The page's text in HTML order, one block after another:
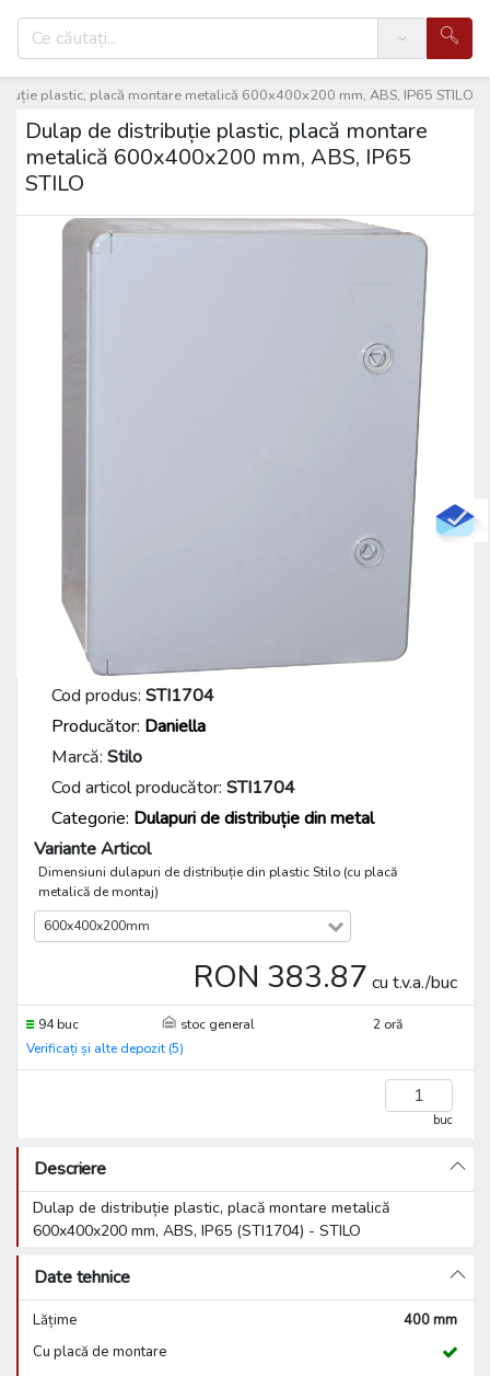
Search
plastic, placă montare metalică 600x400x200 mm, ABS, IP65 STILO
Dulap de distribuție plastic, placă montare
metalică 600x400x200 mm, ABS, IP65
STILO
Cod produs: STI1704
Producător: Daniella
Marcă: Stilo
Cod articol producător: STI1704
Categorie: Dulapuri de distribuție din metal
Variante Articol
Dimensiuni dulapuri de distribuție din plastic Stilo (cu placă
metalică de montaj)
600x400x200mm
RON 383.87 cu t.v.a./buc
94 buc stoc general
2 oră
Verificați și alte depozit (5)
buc
Descriere
Dulap de distribuție plastic, placă montare metalică
600x400x200 mm, ABS, IP65 (STI1704) - STILO
Date tehnice
Lățime
400 mm
Cu placă de montare